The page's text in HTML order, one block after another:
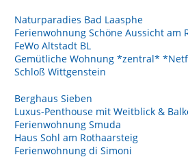
Naturparadies Bad Laasphe
Ferienwohnung Schöne Aussicht am
FeWo Altstadt BL
Gemütliche Wohnung *zentral*
Schloß Wittgenstein
Berghaus Sieben
Luxus-Penthouse mit Weitblick &
Ferienwohnung Smuda
Haus Sohl am Rothaarsteig
Ferienwohnung di Simoni